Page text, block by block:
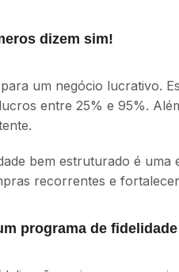
dizem sim!
um negócio lucrativo.
entre 25% e 95%.
bem estruturado é uma
recorrentes e
programa de fidelidade